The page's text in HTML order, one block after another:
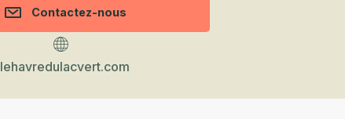
Contactez-nous
lehavredulacvert.com